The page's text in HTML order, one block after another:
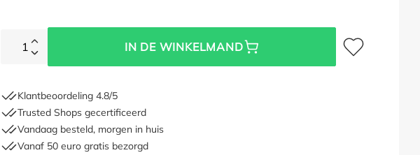
1 IN DE WINKELMAND
Toevoegen aan
Klantbeoordeling 4.8/5
Trusted Shops gecertificeerd
Vandaag besteld, morgen in huis
Vanaf 50 euro gratis bezorgd